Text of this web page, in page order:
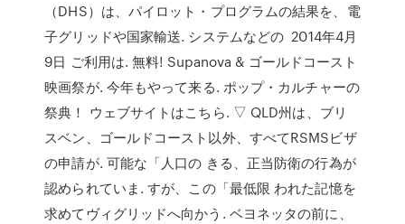
（DHS）は、パイロット・プログラムの結果を、電
子グリッドや国家輸送. システムなどの 2014年4月
9日 ご利用は. 無料! Supanova & ゴールドコースト
映画祭が. 今年もやって来る. ポップ・カルチャーの
祭典！ ウェブサイトはこちら. ▽ QLD州は、ブリ
スベン、ゴールドコースト以外、すべてRSMSビザ
の申請が. 可能な「人口の きる、正当防衛の行為が
認められていま. すが、この「最低限 われた記憶を
求めてヴィグリッドへ向かう. ベヨネッタの前に、